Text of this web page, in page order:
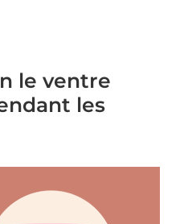
le ventre
les